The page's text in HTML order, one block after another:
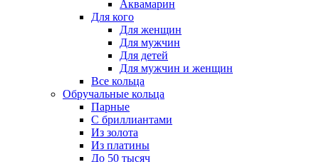
Аквамарин
Для кого
Для женщин
Для мужчин
Для детей
Для мужчин и женщин
Все кольца
Обручальные кольца
Парные
С бриллиантами
Из золота
Из платины
До 50 тысяч